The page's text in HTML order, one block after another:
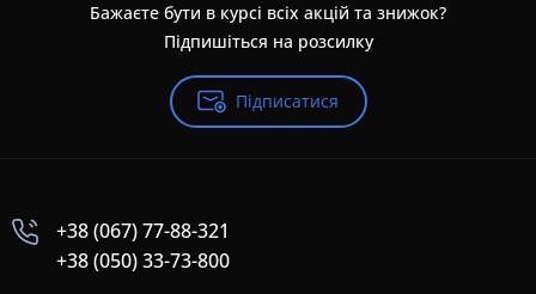
Бажаєте бути в курсі всіх акцій та знижок?
Підпишіться на розсилку
Підписатися
+38 (067) 77-88-321
+38 (050) 33-73-800